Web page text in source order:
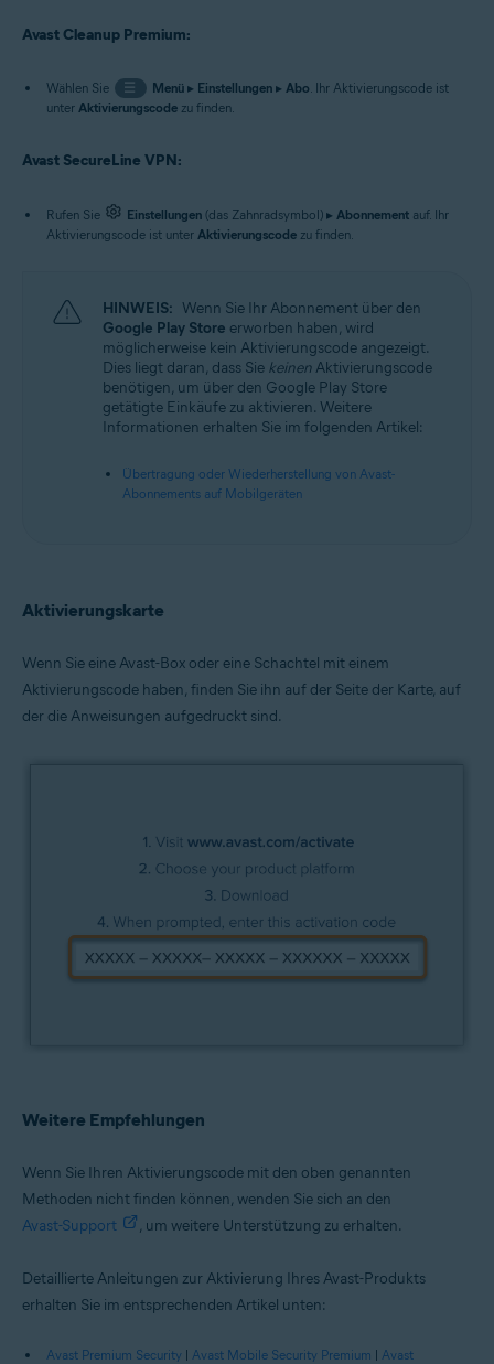
Avast Cleanup Premium:
Wählen Sie ☰ Menü▸ Einstellungen▸ Abo. Ihr Aktivierungscode ist
unter Aktivierungscode zu finden.
Avast SecureLine VPN:
Rufen Sie Einstellungen (das Zahnradsymbol) ▸ Abonnement auf. Ihr
Aktivierungscode ist unter Aktivierungscode zu finden.
HINWEIS: Wenn Sie Ihr Abonnement über den
Google Play Store erworben haben, wird
möglicherweise kein Aktivierungscode angezeigt.
Dies liegt daran, dass Sie keinen Aktivierungscode
benötigen, um über den Google Play Store
getätigte Einkäufe zu aktivieren. Weitere
Informationen erhalten Sie im folgenden Artikel:
Übertragung oder Wiederherstellung von Avast-
Abonnements auf Mobilgeräten
Aktivierungskarte
Wenn Sie eine Avast-Box oder eine Schachtel mit einem
Aktivierungscode haben, finden Sie ihn auf der Seite der Karte, auf
der die Anweisungen aufgedruckt sind.
Weitere Empfehlungen
Wenn Sie Ihren Aktivierungscode mit den oben genannten
Methoden nicht finden können, wenden Sie sich an den
Avast-Support
, um weitere Unterstützung zu erhalten.
Detaillierte Anleitungen zur Aktivierung Ihres Avast-Produkts
erhalten Sie im entsprechenden Artikel unten:
Avast Premium Security | Avast Mobile Security Premium | Avast